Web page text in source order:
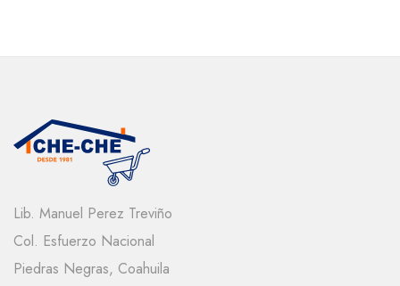
Lib. Manuel Perez Treviño
Col. Esfuerzo Nacional
Piedras Negras, Coahuila